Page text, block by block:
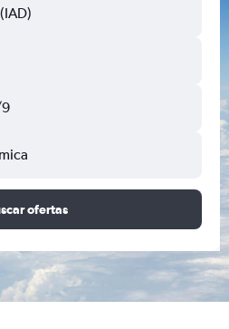
ofertas